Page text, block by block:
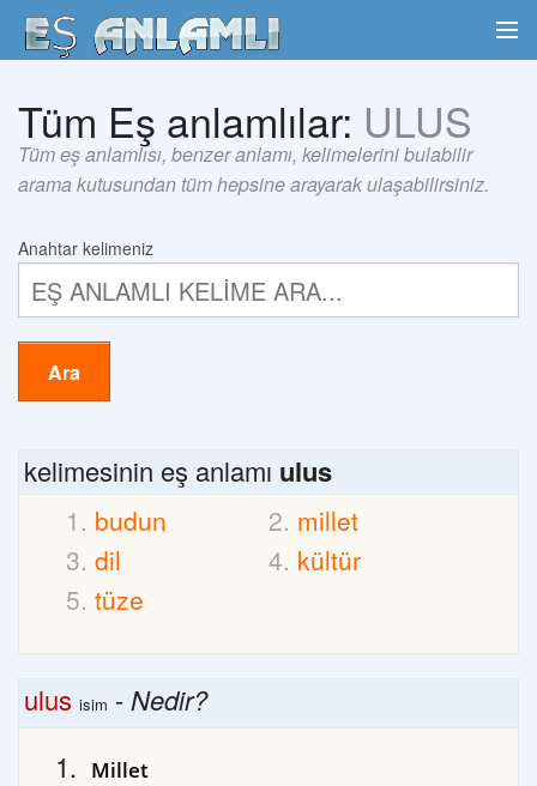
Tüm Eş anlamlılar: ULUS
Tüm eş anlamlısı, benzer anlamı, kelimelerini bulabilir
arama kutusundan tüm hepsine arayarak ulaşabilirsiniz.
Anahtar kelimeniz
Ara
kelimesinin eş anlamı ulus
budun
millet
dil
kültür
tüze
ulus isim -Nedir?
Millet